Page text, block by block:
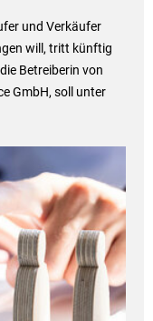
und Verkäufer
will, tritt künftig
Betreiberin von
GmbH, soll unter